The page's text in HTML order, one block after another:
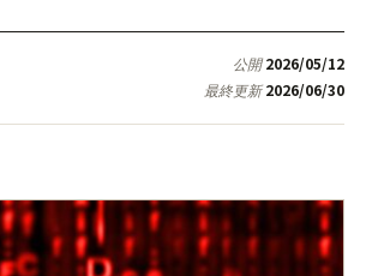
公開2026/05/12
最終更新2026/06/30